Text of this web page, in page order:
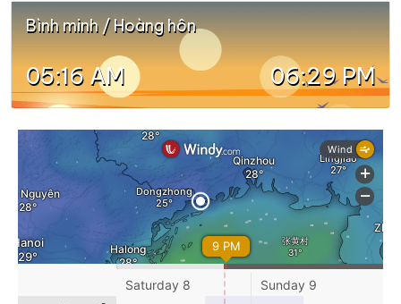
Bình minh / Hoàng hôn
05:16 AM 06:29 PM